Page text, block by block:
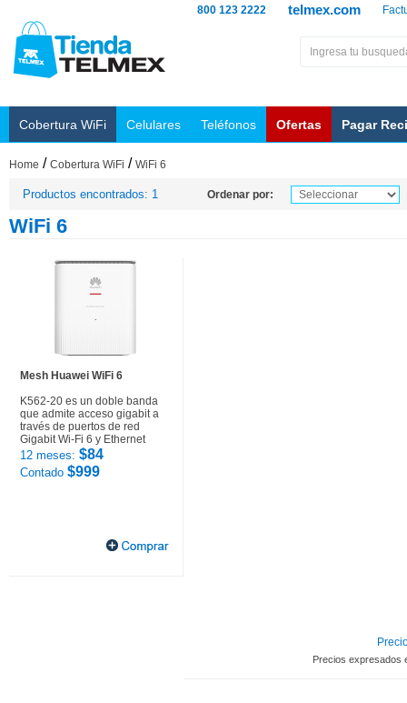
telmex.com
800 123 2222
Cobertura WiFi Celulares Teléfonos Ofertas Pagar
Home / Cobertura WiFi / WiFi 6
Productos encontrados: 1 Ordenar por:
WiFi 6
Mesh Huawei WiFi 6
K562-20 es un doble banda
que admite acceso gigabit a
través de puertos de red
Gigabit Wi-Fi 6 y Ethernet
12 meses: $84
Contado $999
Precios expresados